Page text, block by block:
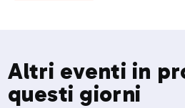
Altri eventi in
questi giorni